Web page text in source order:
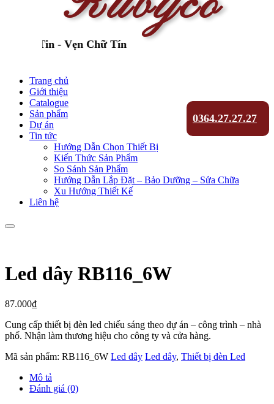
- Vẹn Chữ Tín
0364.27.27.27
Trang chủ
Giới thiệu
Catalogue
Sản phẩm
Dự án
Tin tức
Hướng Dẫn Chọn Thiết Bị
Kiến Thức Sản Phẩm
So Sánh Sản Phẩm
Hướng Dẫn Lắp Đặt – Bảo Dưỡng – Sửa Chữa
Xu Hướng Thiết Kế
Liên hệ
Led dây RB116_6W
87.000₫
Cung cấp thiết bị đèn led chiếu sáng theo dự án – công trình – nhà
phố. Nhận làm thương hiệu cho công ty và cửa hàng.
Mã sản phẩm: RB116_6W Led dây Led dây, Thiết bị đèn Led
Mô tả
Đánh giá (0)